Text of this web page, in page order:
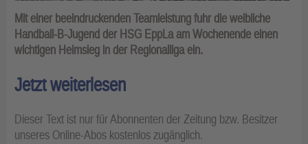
Mit einer beeindruckenden Teamleistung fuhr die weibliche
Handball-B-Jugend der HSG EppLa am Wochenende einen
wichtigen Heimsieg in der Regionalliga ein.
Jetzt weiterlesen
Dieser Text ist nur für Abonnenten der Zeitung bzw. Besitzer
unseres Online-Abos kostenlos zugänglich.